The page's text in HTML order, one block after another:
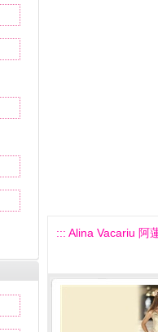
::: Alina Vacariu 阿